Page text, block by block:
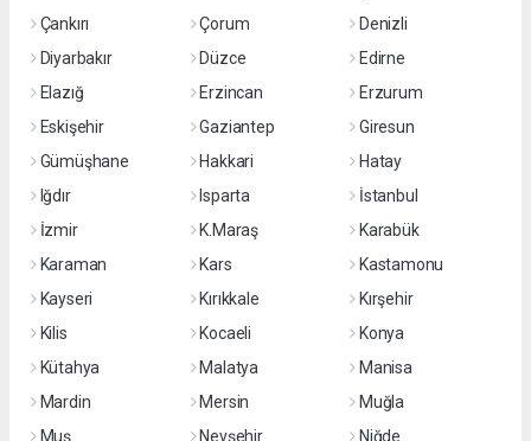
Çankırı
Çorum
Denizli
Diyarbakır
Düzce
Edirne
Elazığ
Erzincan
Erzurum
Eskişehir
Gaziantep
Giresun
Gümüşhane
Hakkari
Hatay
Iğdır
Isparta
İstanbul
İzmir
K.Maraş
Karabük
Karaman
Kars
Kastamonu
Kayseri
Kırıkkale
Kırşehir
Kilis
Kocaeli
Konya
Kütahya
Malatya
Manisa
Mardin
Mersin
Muğla
Muş
Nevşehir Niğde